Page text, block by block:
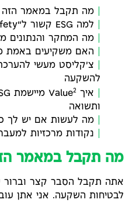
מה תקבל במאמר הזה
למה ESG קשור ל"investment safety"
מה המחקר והנתונים
האם משקיעים באמת
להשקעה
איך Value 2
ותשואה
מה לעשות אם יש לך כ־100,000 דולר
נקודות מרכזיות
מה תקבל במאמר
לבטיחות השקעה. אני אתן